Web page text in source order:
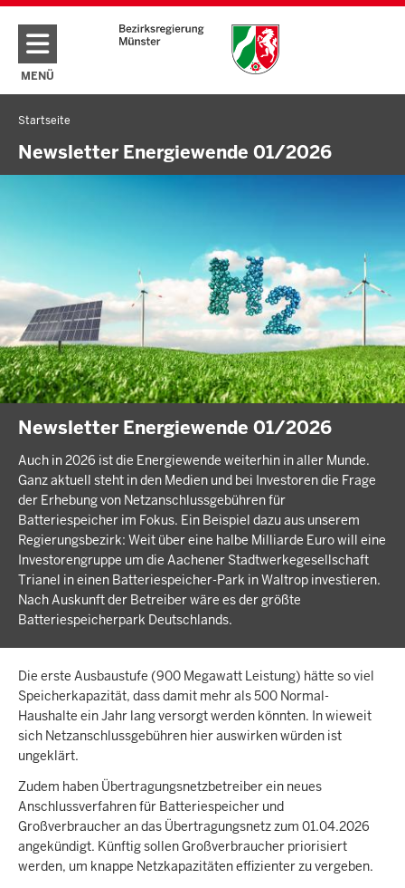
Direkt zum Inhalt
MENÜ
NAVIGATION AKTIVIEREN/DEAKTIVIEREN: HAUPTMENÜ
Sie
befinden
Startseite
Newsletter Energiewende 01/2026
Newsletter Energiewende 01/2026
Auch in 2026 ist die Energiewende weiterhin in aller Munde.
Ganz aktuell steht in den Medien und bei Investoren die Frage
der Erhebung von Netzanschlussgebühren für
Batteriespeicher im Fokus. Ein Beispiel dazu aus unserem
Regierungsbezirk: Weit über eine halbe Milliarde Euro will eine
Investorengruppe um die Aachener Stadtwerkegesellschaft
Trianel in einen Batteriespeicher-Park in Waltrop investieren.
Nach Auskunft der Betreiber wäre es der größte
Batteriespeicherpark Deutschlands.
Die erste Ausbaustufe (900 Megawatt Leistung) hätte so viel
Speicherkapazität, dass damit mehr als 500 Normal-
Haushalte ein Jahr lang versorgt werden könnten. In wieweit
sich Netzanschlussgebühren hier auswirken würden ist
ungeklärt.
Zudem haben Übertragungsnetzbetreiber ein neues
Anschlussverfahren für Batteriespeicher und
Großverbraucher an das Übertragungsnetz zum 01.04.2026
angekündigt. Künftig sollen Großverbraucher priorisiert
werden, um knappe Netzkapazitäten effizienter zu vergeben.